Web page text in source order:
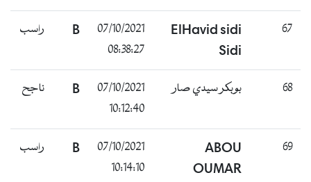
67
ElHavid sidi
Sidi
07/10/2021
08:38:27
B راسب
68 بوبكر سيدي صار
07/10/2021
10:12:40
B ناجح
69
ABOU
OUMAR
07/10/2021
10:14:10
B راسب